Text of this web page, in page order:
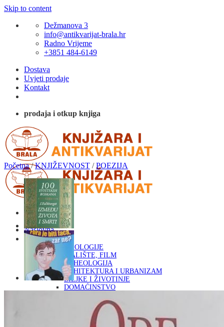
Skip to content
Dežmanova 3
info@antikvarijat-brala.hr
Radno Vrijeme
+3851 484-6149
Dostava
Uvjeti prodaje
Kontakt
prodaja i otkup knjiga
Naslovna
KNJIGE
OD ARHEOLOGIJE
DO KAZALIŠTE, FILM
ARHEOLOGIJA
ARHITEKTURA I URBANIZAM
BILJKE I ŽIVOTINJE
DOMAĆINSTVO
ETNOLOGIJA
FILOZOFIJA, SOCIOLOGIJA, ANTROPOLOGIJA
FOTOGRAFIJA
Početna / KNJIŽEVNOST / POEZIJA